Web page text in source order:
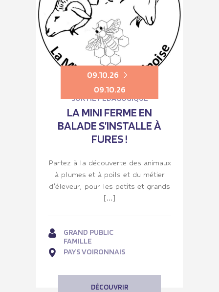
09.10.26
09.10.26
SORTIE PÉDAGOGIQUE
LA MINI FERME EN
BALADE S’INSTALLE À
FURES !
Partez à la découverte des animaux
à plumes et à poils et du métier
d’éleveur, pour les petits et grands
[…]
GRAND PUBLIC
FAMILLE
PAYS VOIRONNAIS
DÉCOUVRIR